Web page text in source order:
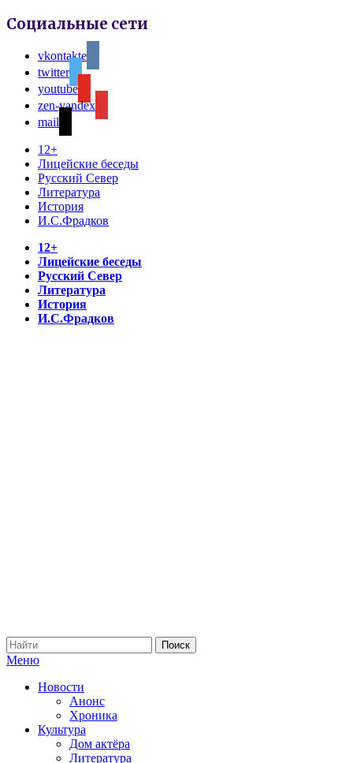
Социальные сети
vkontakte
twitter
youtube
zen-yandex
mail
12+
Лицейские беседы
Русский Север
Литература
История
И.С.Фрадков
12+
Лицейские беседы
Русский Север
Литература
История
И.С.Фрадков
Меню
Новости
Анонс
Хроника
Культура
Дом актёра
Литература